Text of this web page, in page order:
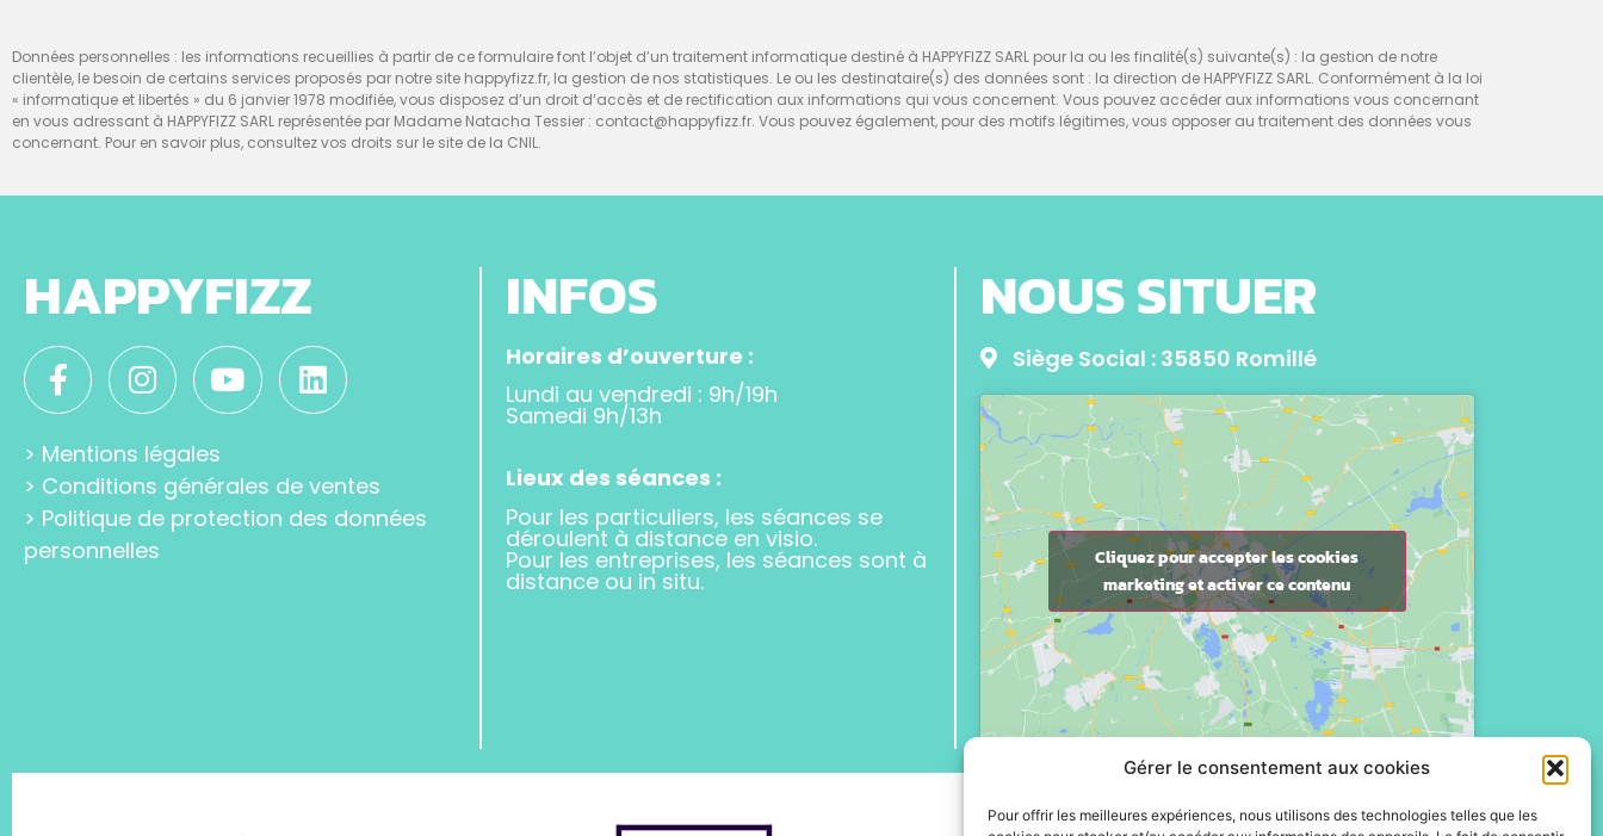
Gérer le consentement aux cookies
Pour offrir les meilleures expériences, nous utilisons des technologies telles que les
Données personnelles : les informations recueillies à partir de ce formulaire font l’objet d’un traitement informatique destiné à HAPPYFIZZ SARL pour la ou les finalité(s) suivante(s) : la gestion de notre
clientèle, le besoin de certains services proposés par notre site happyfizz.fr, la gestion de nos statistiques. Le ou les destinataire(s) des données sont : la direction de HAPPYFIZZ SARL. Conformément à la loi
« informatique et libertés » du 6 janvier 1978 modifiée, vous disposez d’un droit d’accès et de rectification aux informations qui vous concernent. Vous pouvez accéder aux informations vous concernant
en vous adressant à HAPPYFIZZ SARL représentée par Madame Natacha Tessier : contact@happyfizz.fr. Vous pouvez également, pour des motifs légitimes, vous opposer au traitement des données vous
concernant. Pour en savoir plus, consultez vos droits sur le site de la CNIL.
HAPPYFIZZ
> Mentions légales
> Conditions générales de ventes
> Politique de protection des données
personnelles
INFOS
Horaires d’ouverture :
Lundi au vendredi : 9h/19h
Samedi 9h/13h
Lieux des séances :
Pour les particuliers, les séances se
déroulent à distance en visio.
Pour les entreprises, les séances sont à
distance ou in situ.
NOUS SITUER
Siège Social : 35850 Romillé
Cliquez pour accepter les cookies
marketing et activer ce contenu